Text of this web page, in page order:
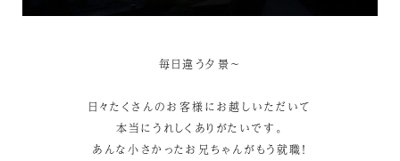
毎日違う夕景～
日々たくさんのお客様にお越しいただいて
本当にうれしくありがたいです。
あんな小さかったお兄ちゃんがもう就職！